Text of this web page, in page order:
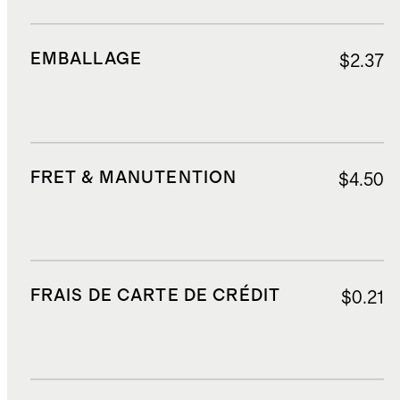
EMBALLAGE $2.37
FRET & MANUTENTION $4.50
FRAIS DE CARTE DE CRÉDIT $0.21